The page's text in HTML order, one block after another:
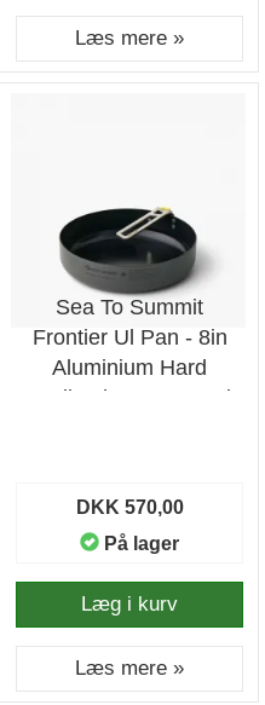
Læs mere »
Sea To Summit
Frontier Ul Pan - 8in
Aluminium Hard
Anodised Grey - Pande
DKK 570,00
På lager
Læg i kurv
Læs mere »